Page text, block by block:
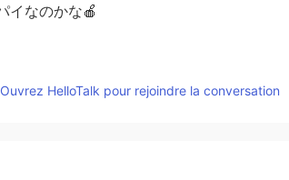
イなのかな🍎
Ouvrez HelloTalk pour rejoindre la conversation